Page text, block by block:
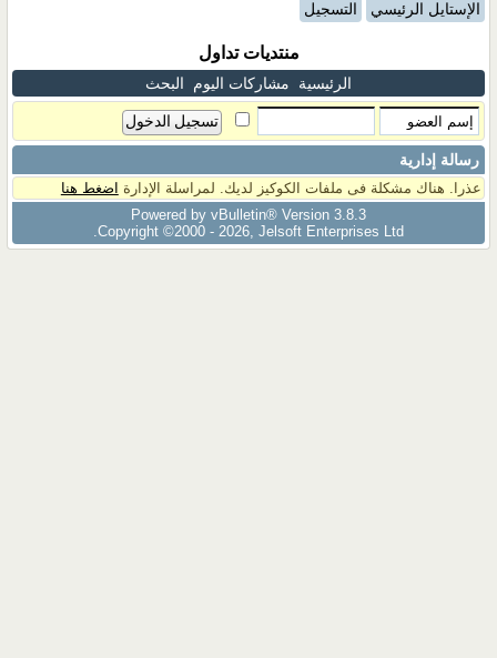
الإستايل الرئيسي التسجيل
منتديات تداول
الرئيسية مشاركات اليوم البحث
رسالة إدارية
عذرا. هناك مشكلة فى ملفات الكوكيز لديك. لمراسلة الإدارة اضغط هنا
Powered by vBulletin® Version 3.8.3
Copyright ©2000 - 2026, Jelsoft Enterprises Ltd.